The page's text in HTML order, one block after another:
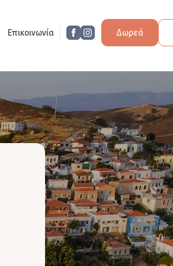
Επικοινωνία Δωρεά